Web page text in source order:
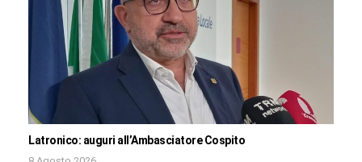
Latronico: auguri all’Ambasciatore Cospito